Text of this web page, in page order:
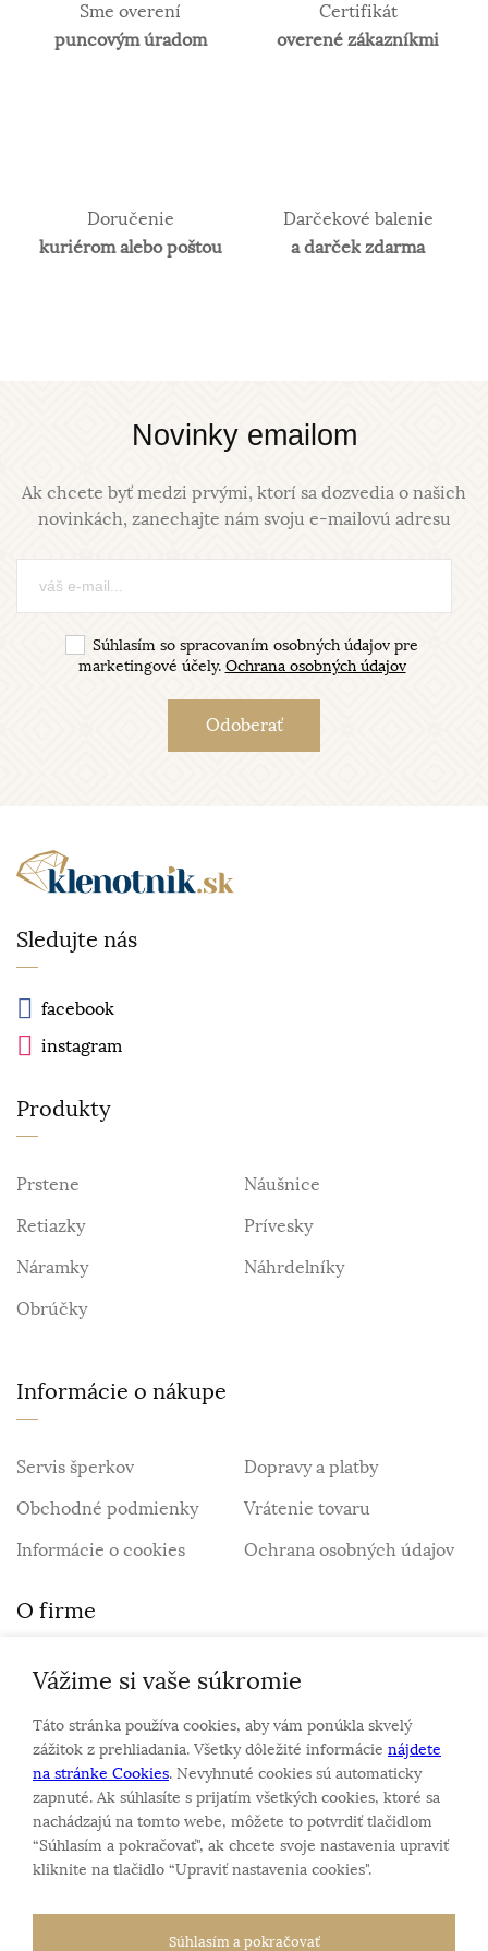
Sme overení
puncovým úradom
Certifikát
overené zákazníkmi
Doručenie
kuriérom alebo poštou
Darčekové balenie
a darček zdarma
Novinky emailom
Ak chcete byť medzi prvými, ktorí sa dozvedia o našich
novinkách, zanechajte nám svoju e-mailovú adresu
Súhlasím so spracovaním osobných údajov pre
marketingové účely. Ochrana osobných údajov
Sledujte nás
facebook
instagram
Produkty
Prstene
Náušnice
Retiazky
Prívesky
Náramky
Náhrdelníky
Obrúčky
Informácie o nákupe
Servis šperkov
Dopravy a platby
Obchodné podmienky
Vrátenie tovaru
Informácie o cookies
Ochrana osobných údajov
O firme
Personalizovaný šperk
O nás
Kontakt
Sme rodinná firma a zameriavame sa na predaj hodiniek
a šperkov od roku 1994.
Pozrite sa na naše ďaľšie web stránky.
Vážime si vaše súkromie
Táto stránka používa cookies, aby vám ponúkla skvelý
zážitok z prehliadania. Všetky dôležité informácie nájdete
na stránke Cookies. Nevyhnuté cookies sú automaticky
zapnuté. Ak súhlasíte s prijatím všetkých cookies, ktoré sa
nachádzajú na tomto webe, môžete to potvrdiť tlačidlom
“Súhlasím a pokračovať", ak chcete svoje nastavenia upraviť
kliknite na tlačidlo “Upraviť nastavenia cookies".
Súhlasím a pokračovať